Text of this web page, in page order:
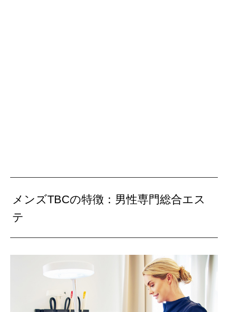
メンズTBCの特徴：男性専門総合エス
テ